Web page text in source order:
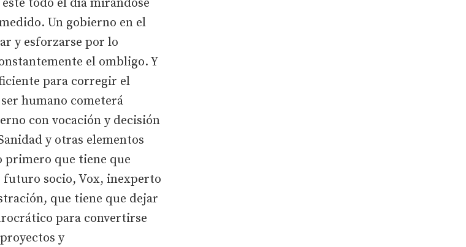
todo el día mirándose
Un gobierno en el
y esforzarse por lo
el ombligo. Y
para corregir el
humano cometerá
con vocación y decisión
y otras elementos
primero que tiene que
socio, Vox, inexperto
que tiene que dejar
para convertirse
y